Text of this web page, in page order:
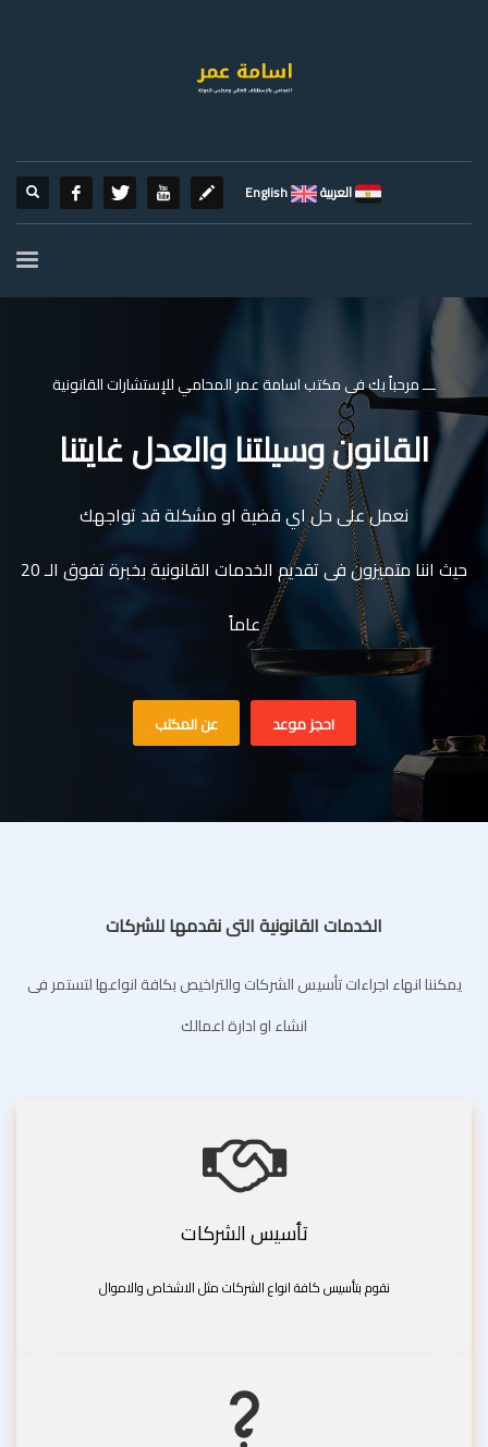
العربية English
ـــ مرحباً بك فى مكتب اسامة عمر المحامي للإستشارات القانونية
القانون وسيلتنا والعدل غايتنا
نعمل على حل اي قضية او مشكلة قد تواجهك
حيث اننا متميزون فى تقديم الخدمات القانونية بخبرة تفوق الـ 20
عاماً
احجز موعد عن المكتب
الخدمات القانونية التى نقدمها للشركات
يمكننا انهاء اجراءات تأسيس الشركات والتراخيص بكافة انواعها لتستمر فى
انشاء او ادارة اعمالك
تأسيس الشركات
نقوم بتأسيس كافة انواع الشركات مثل الاشخاص والاموال